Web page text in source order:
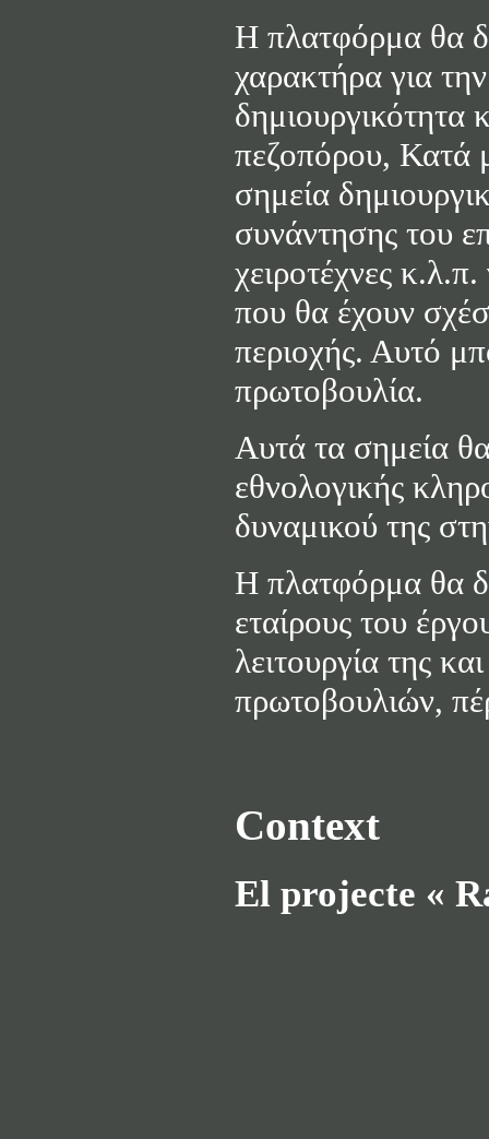
Η πλατφόρμα θα
χαρακτήρα για
δημιουργικότητα
πεζοπόρου, Κατά
σημεία
συνάντησης του
χειροτέχνες
που θα έχουν
περιοχής. Αυτό
πρωτοβουλία.
Αυτά τα σημεία
εθνολογικής
δυναμικού της
Η πλατφόρμα θα
εταίρους του
λειτουργία της
πρωτοβουλιών,
Context
El projecte «